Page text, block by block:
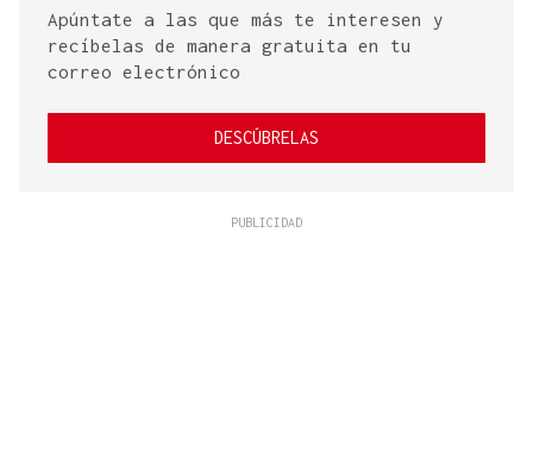
Apúntate a las que más te interesen y
recíbelas de manera gratuita en tu
correo electrónico
DESCÚBRELAS